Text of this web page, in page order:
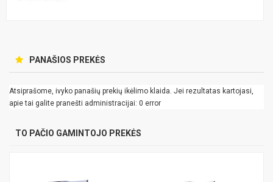
PANAŠIOS PREKĖS
Atsiprašome, ivyko panašių prekių ikėlimo klaida. Jei rezultatas kartojasi,
apie tai galite pranešti administracijai: 0 error
TO PAČIO GAMINTOJO PREKĖS